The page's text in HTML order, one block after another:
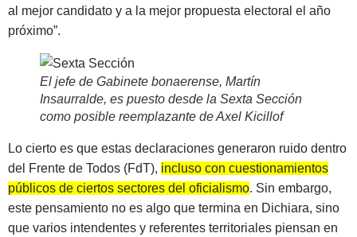
al mejor candidato y a la mejor propuesta electoral el año
próximo”.
El jefe de Gabinete bonaerense, Martín
Insaurralde, es puesto desde la Sexta Sección
como posible reemplazante de Axel Kicillof
Lo cierto es que estas declaraciones generaron ruido dentro
del Frente de Todos (FdT), incluso con cuestionamientos
públicos de ciertos sectores del oficialismo. Sin embargo,
este pensamiento no es algo que termina en Dichiara, sino
que varios intendentes y referentes territoriales piensan en